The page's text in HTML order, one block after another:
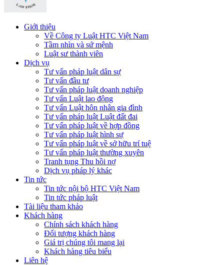
Giới thiệu
Về Công ty Luật HTC Việt Nam
Tầm nhìn và sứ mệnh
Luật sư thành viên
Dịch vụ
Tư vấn pháp luật dân sự
Tư vấn đầu tư
Tư vấn pháp luật doanh nghiệp
Tư vấn Luật lao động
Tư vấn Luật hôn nhân gia đình
Tư vấn pháp luật Luật đất đai
Tư vấn pháp luật về hợp đồng
Tư vấn pháp luật hình sự
Tư vấn pháp luật về sở hữu trí tuệ
Tư vấn pháp luật thường xuyên
Tranh tụng Thu hồi nợ
Dịch vụ pháp lý khác
Tin tức
Tin tức nội bộ HTC Việt Nam
Tin tức pháp luật
Tài liệu tham khảo
Khách hàng
Chính sách khách hàng
Đối tượng khách hàng
Giá trị chúng tôi mang lại
Khách hàng tiêu biểu
Liên hệ